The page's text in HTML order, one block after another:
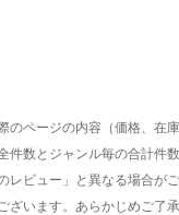
ページの内容（価格、在
数とジャンル毎の合計件
ビュー」と異なる場合が
います。あらかじめご了